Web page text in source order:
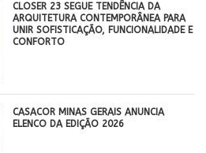
CLOSER 23 SEGUE TENDÊNCIA DA
ARQUITETURA CONTEMPORÂNEA PARA
UNIR SOFISTICAÇÃO, FUNCIONALIDADE E
CONFORTO
CASACOR MINAS GERAIS ANUNCIA
ELENCO DA EDIÇÃO 2026